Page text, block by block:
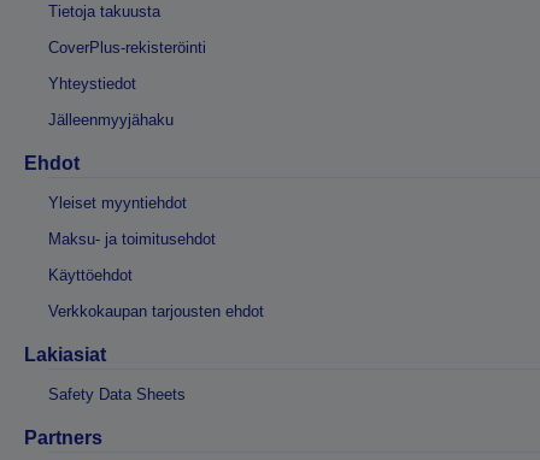
Tietoja takuusta
CoverPlus-rekisteröinti
Yhteystiedot
Jälleenmyyjähaku
Ehdot
Yleiset myyntiehdot
Maksu- ja toimitusehdot
Käyttöehdot
Verkkokaupan tarjousten ehdot
Lakiasiat
Safety Data Sheets
Partners